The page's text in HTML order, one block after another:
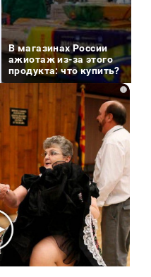
В магазинах России
ажиотаж из-за этого
продукта: что купить?
i